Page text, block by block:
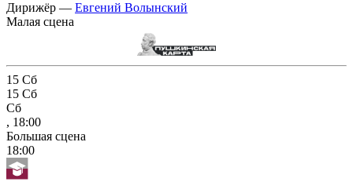
Дирижёр — Евгений Волынский
Малая сцена
15 Сб
15 Сб
Сб
, 18:00
Большая сцена
18:00